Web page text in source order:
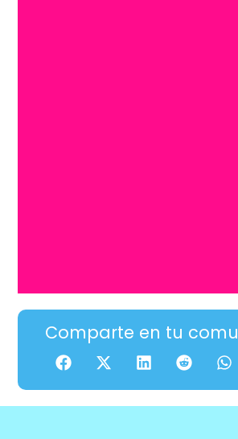
Comparte en tu